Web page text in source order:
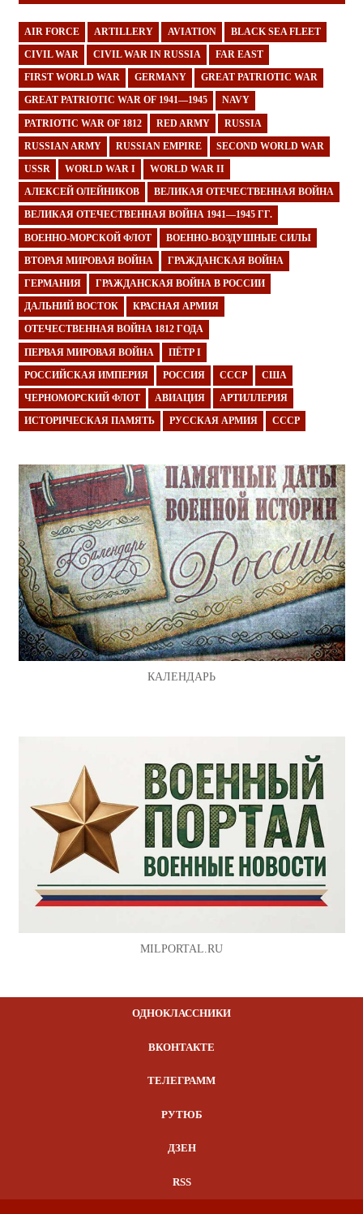
AIR FORCE ARTILLERY AVIATION BLACK SEA FLEET
CIVIL WAR CIVIL WAR IN RUSSIA FAR EAST
FIRST WORLD WAR GERMANY GREAT PATRIOTIC WAR
GREAT PATRIOTIC WAR OF 1941—1945 NAVY
PATRIOTIC WAR OF 1812 RED ARMY RUSSIA
RUSSIAN ARMY RUSSIAN EMPIRE SECOND WORLD WAR
USSR WORLD WAR I WORLD WAR II
АЛЕКСЕЙ ОЛЕЙНИКОВ ВЕЛИКАЯ ОТЕЧЕСТВЕННАЯ ВОЙНА
ВЕЛИКАЯ ОТЕЧЕСТВЕННАЯ ВОЙНА 1941—1945 ГГ.
ВОЕННО-МОРСКОЙ ФЛОТ ВОЕННО-ВОЗДУШНЫЕ СИЛЫ
ВТОРАЯ МИРОВАЯ ВОЙНА ГРАЖДАНСКАЯ ВОЙНА
ГЕРМАНИЯ ГРАЖДАНСКАЯ ВОЙНА В РОССИИ
ДАЛЬНИЙ ВОСТОК КРАСНАЯ АРМИЯ
ОТЕЧЕСТВЕННАЯ ВОЙНА 1812 ГОДА
ПЕРВАЯ МИРОВАЯ ВОЙНА ПЁТР I
РОССИЙСКАЯ ИМПЕРИЯ РОССИЯ СССР США
ЧЕРНОМОРСКИЙ ФЛОТ АВИАЦИЯ АРТИЛЛЕРИЯ
ИСТОРИЧЕСКАЯ ПАМЯТЬ РУССКАЯ АРМИЯ СССР
КАЛЕНДАРЬ
MILPORTAL.RU
ОДНОКЛАССНИКИ
ВКОНТАКТЕ
ТЕЛЕГРАММ
РУТЮБ
ДЗЕН
RSS